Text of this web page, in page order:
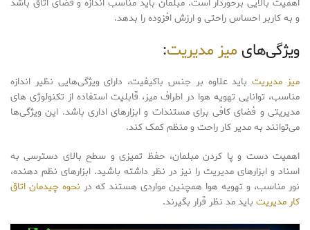
اهمیت بالایی برخوردار است. مبلمان باید مناسب اندازه و فضای اتاق باشد
و به کاربر احساس راحتی و ارزش افزوده را بدهد.
ویژگی‌های میز مدیریت:
میز مدیریتباید علاوه بر جنس باکیفیت، دارای ویژگی‌هایی نظیر اندازه
مناسب، توانایی تهویه هوا در اطراف میز، قابلیت استفاده از تکنولوژی های
مدیریتی و فضای کافی برای مستندات و ابزارهای اداری باشد. این ویژگی‌ها
می‌توانند به مدیر کار راحت و منظم کمک کند.
اهمیت دست و پا کردن مبلمان، حفظ تمیزی و سطح بالای دسترسی به
اسناد و ابزارهای مدیریت را نیز در نظر داشته باشید. ابزارهای نظم دهنده،
نور مناسب، و تهویه هوا همچنین مواردی هستند که در نحوه چیدمان اتاق
کار مدیریت باید مد نظر قرار بگیرند.